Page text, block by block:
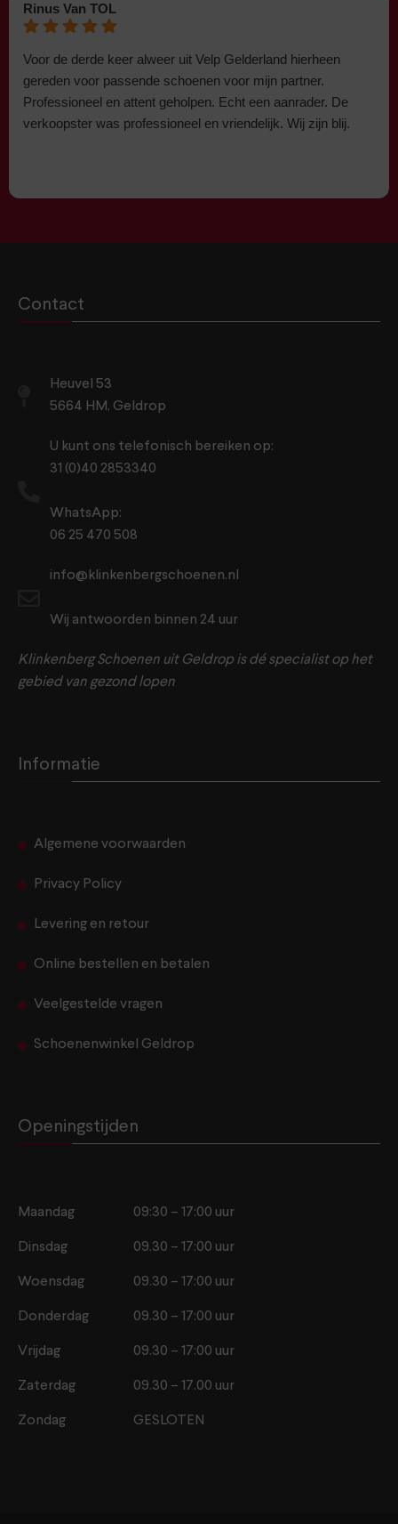
Rinus Van TOL
Voor de derde keer alweer uit Velp Gelderland hierheen
gereden voor passende schoenen voor mijn partner.
Professioneel en attent geholpen. Echt een aanrader. De
verkoopster was professioneel en vriendelijk. Wij zijn blij.
Contact
Heuvel 53
5664 HM, Geldrop
U kunt ons telefonisch bereiken op:
31 (0)40 2853340
WhatsApp:
06 25 470 508
info@klinkenbergschoenen.nl
Wij antwoorden binnen 24 uur
Klinkenberg Schoenen uit Geldrop is dé specialist op het
gebied van gezond lopen
Informatie
Algemene voorwaarden
Privacy Policy
Levering en retour
Online bestellen en betalen
Veelgestelde vragen
Schoenenwinkel Geldrop
Openingstijden
Maandag 09:30 – 17:00 uur
Dinsdag 09.30 – 17:00 uur
Woensdag 09.30 – 17:00 uur
Donderdag 09.30 – 17:00 uur
Vrijdag 09.30 – 17:00 uur
Zaterdag 09.30 – 17.00 uur
Zondag GESLOTEN